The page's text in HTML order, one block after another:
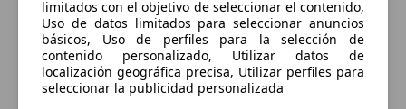
limitados con el objetivo de seleccionar el contenido,
Uso de datos limitados para seleccionar anuncios
básicos, Uso de perfiles para la selección de
contenido personalizado, Utilizar datos de
localización geográfica precisa, Utilizar perfiles para
seleccionar la publicidad personalizada